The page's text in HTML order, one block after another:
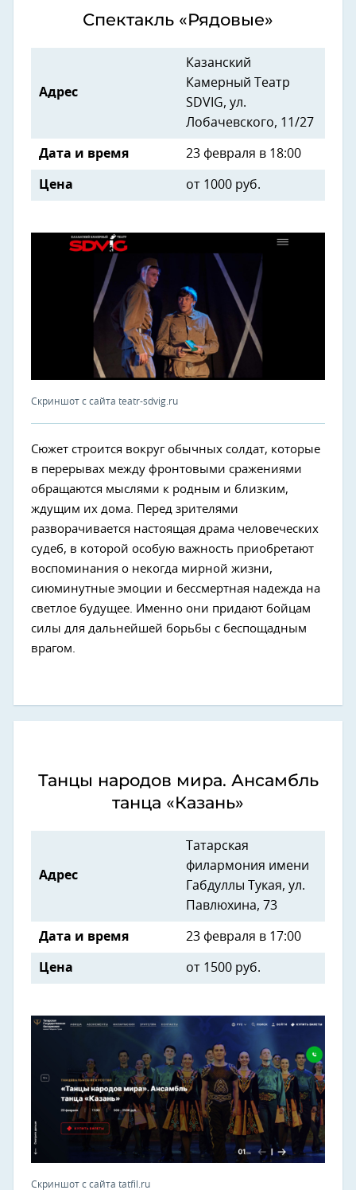
Спектакль «Рядовые»
Адрес
Казанский
Камерный Театр
SDVIG, ул.
Лобачевского, 11/27
Дата и время 23 февраля в 18:00
Цена от 1000 руб.
Скриншот с сайта teatr-sdvig.ru
Сюжет строится вокруг обычных солдат, которые
в перерывах между фронтовыми сражениями
обращаются мыслями к родным и близким,
ждущим их дома. Перед зрителями
разворачивается настоящая драма человеческих
судеб, в которой особую важность приобретают
воспоминания о некогда мирной жизни,
сиюминутные эмоции и бессмертная надежда на
светлое будущее. Именно они придают бойцам
силы для дальнейшей борьбы с беспощадным
врагом.
Танцы народов мира. Ансамбль
танца «Казань»
Адрес
Татарская
филармония имени
Габдуллы Тукая, ул.
Павлюхина, 73
Дата и время 23 февраля в 17:00
Цена от 1500 руб.
Скриншот с сайта tatfil.ru